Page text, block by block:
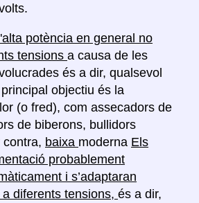
potència en general no
tensions a causa de les
és a dir, qualsevol
objectiu és la
(o fred), com assecadors de
de biberons, bullidors
contra, baixa moderna Els
probablement
i s’adaptaran
diferents tensions, és a dir,